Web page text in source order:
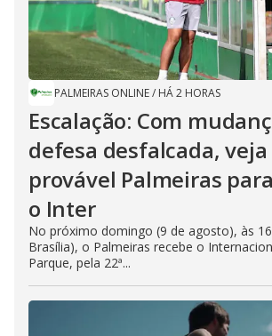
PALMEIRAS ONLINE/ HÁ 2 HORAS
Escalação: Com
defesa desfalcada, veja
provável Palmeiras
o Inter
No próximo domingo (9 de agosto), às
Brasília), o Palmeiras recebe o
Parque, pela 22ª...